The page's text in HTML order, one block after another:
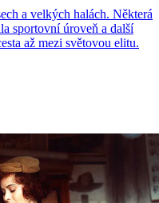
a velkých halách. Některá
sportovní úroveň a další
až mezi světovou elitu.